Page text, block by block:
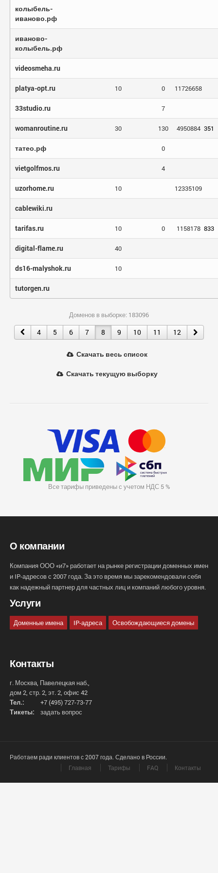
колыбель-
иваново.рф
иваново-
колыбель.рф
videosmeha.ru
platya-opt.ru 10 0 11726658
33studio.ru 7
womanroutine.ru 30 130 4950884 351
татео.рф 0
vietgolfmos.ru 4
uzorhome.ru 10 12335109
cablewiki.ru
tarifas.ru 10 0 1158178 833
digital-flame.ru 40
ds16-malyshok.ru 10
tutorgen.ru
Доменов в выборке: 183096
4 5 6 7 8 9 10 11 12
Скачать весь список
Скачать текущую выборку
Все тарифы приведены с учетом НДС 5 %
О компании
Компания ООО «и7» работает на рынке регистрации доменных имен
и IP-адресов с 2007 года. За это время мы зарекомендовали себя
как надежный партнер для частных лиц и компаний любого уровня.
Услуги
Доменные имена IP-адреса Освобождающиеся домены
Контакты
г. Москва, Павелецкая наб.,
дом 2, стр. 2, эт. 2, офис 42
Тел.:
+7 (495) 727-73-77
Тикеты:
задать вопрос
Работаем ради клиентов с 2007 года. Сделано в России.
Главная
Тарифы FAQ Контакты